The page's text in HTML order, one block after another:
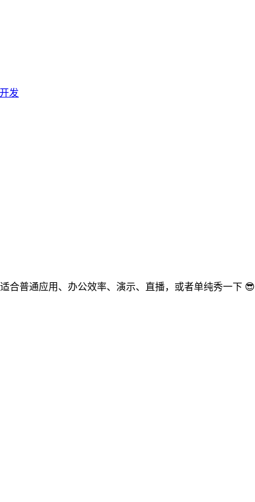
发
合普通应用、办公效率、演示、直播，或者单纯秀一下 😎